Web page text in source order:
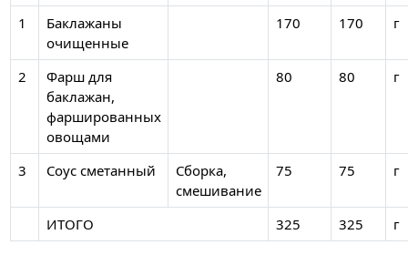
1
Баклажаны
очищенные
170 170 г
2
Фарш для
баклажан,
фаршированных
овощами
80 80 г
3 Соус сметанный
Сборка,
смешивание
75 75 г
ИТОГО 325 325 г